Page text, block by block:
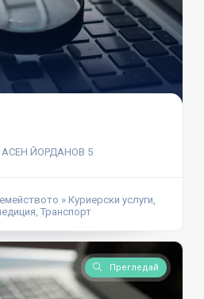
АСЕН ЙОРДАНОВ 5
» Куриерски услуги,
Транспорт
Прегледай